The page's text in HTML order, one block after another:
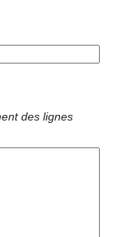
des lignes